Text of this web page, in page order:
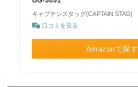
キャプテンスタッグ(CAPTAIN STAG)
口コミを見る
Amazonで探す